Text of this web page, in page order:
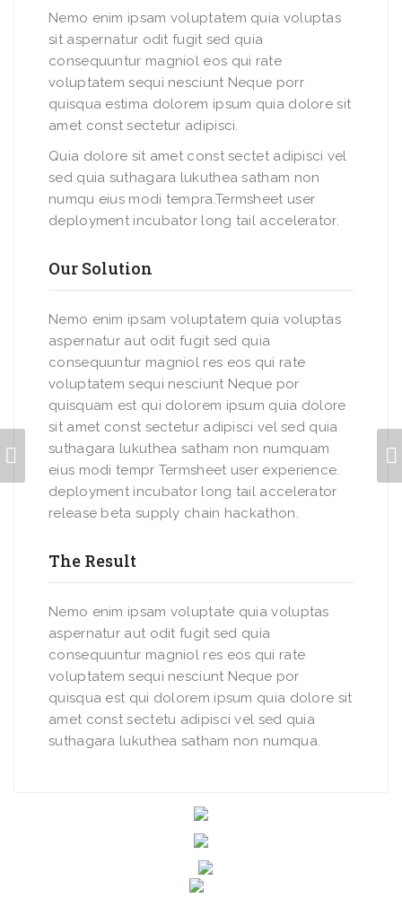
Nemo enim ipsam voluptatem quia voluptas
sit aspernatur odit fugit sed quia
consequuntur magniol eos qui rate
voluptatem sequi nesciunt Neque porr
quisqua estima dolorem ipsum quia dolore sit
amet const sectetur adipisci.
Quia dolore sit amet const sectet adipisci vel
sed quia suthagara lukuthea satham non
numqu eius modi tempra.Termsheet user
deployment incubator long tail accelerator.
Our Solution
Nemo enim ipsam voluptatem quia voluptas
aspernatur aut odit fugit sed quia
consequuntur magniol res eos qui rate
voluptatem sequi nesciunt Neque por
quisquam est qui dolorem ipsum quia dolore
sit amet const sectetur adipisci vel sed quia
suthagara lukuthea satham non numquam
eius modi tempr Termsheet user experience.
deployment incubator long tail accelerator
release beta supply chain hackathon.
The Result
Nemo enim ipsam voluptate quia voluptas
aspernatur aut odit fugit sed quia
consequuntur magniol res eos qui rate
voluptatem sequi nesciunt Neque por
quisqua est qui dolorem ipsum quia dolore sit
amet const sectetu adipisci vel sed quia
suthagara lukuthea satham non numqua.